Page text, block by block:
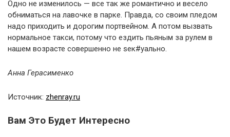
Одно не изменилось — все так же романтично и весело
обниматься на лавочке в парке. Правда, со своим пледом
надо приходить и дорогим портвейном. А потом вызвать
нормальное такси, потому что ездить пьяным за рулем в
нашем возрасте совершенно не sек#уально.
Анна Герасименко
Источник: zhenray.ru
Вам Это Будет Интересно